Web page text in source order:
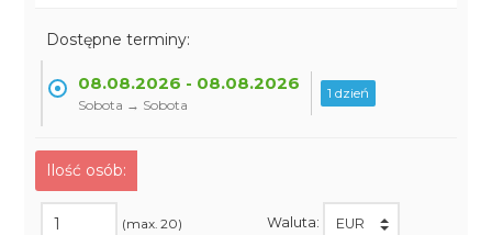
Dostępne terminy:
08.08.2026 - 08.08.2026
Sobota → Sobota
1 dzień
Ilość osób:
(max. 20) Waluta: